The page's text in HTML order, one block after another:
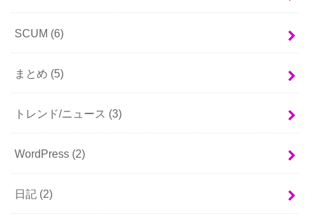
SCUM (6)
まとめ (5)
トレンド/ニュース (3)
WordPress (2)
日記 (2)